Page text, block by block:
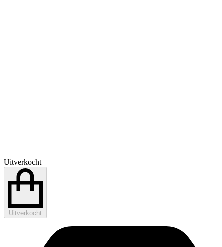
Uitverkocht
Uitverkocht